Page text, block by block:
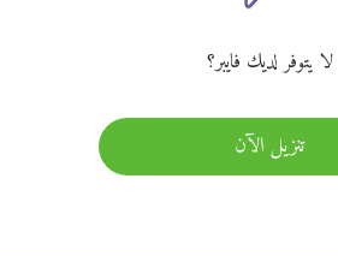
لا يتوفر لديك فايبر؟
تنزيل الآن